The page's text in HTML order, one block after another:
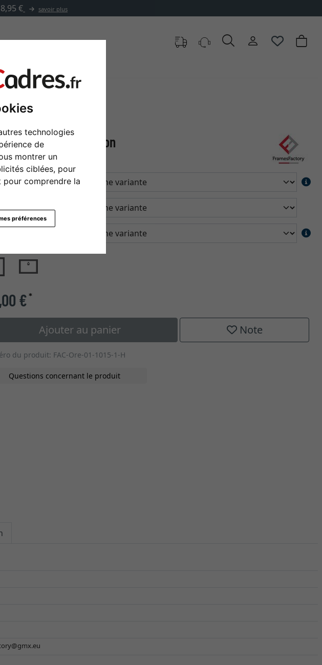
technologies
de
montrer un
ciblées, pour
comprendre la
préférences
8,95 € savoir plus
en plastique Oregon
€*
Ajouter au panier Note
du produit: FAC-Ore-01-1015-1-H
Questions concernant le produit